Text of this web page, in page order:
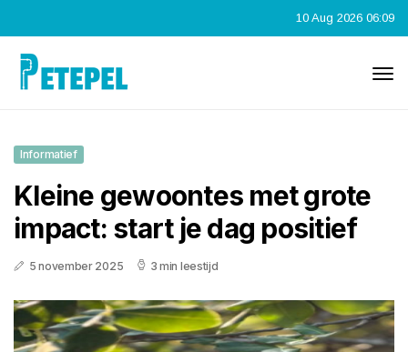
10 Aug 2026 06:09
Informatief
Kleine gewoontes met grote
impact: start je dag positief
5 november 2025 3 min leestijd